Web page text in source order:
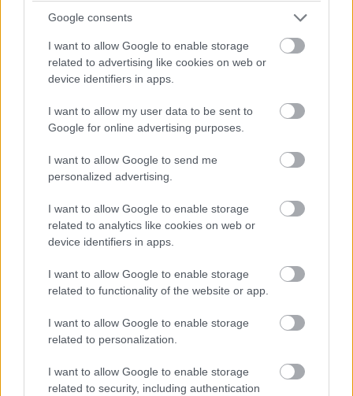
Google consents
I want to allow Google to enable storage
related to advertising like cookies on web or
device identifiers in apps.
I want to allow my user data to be sent to
Google for online advertising purposes.
I want to allow Google to send me
personalized advertising.
I want to allow Google to enable storage
related to analytics like cookies on web or
device identifiers in apps.
I want to allow Google to enable storage
related to functionality of the website or app.
I want to allow Google to enable storage
related to personalization.
I want to allow Google to enable storage
related to security, including authentication
szálnak tartogatják Kirk számára vagy csak simán nem
működött a karakter?
#sötétségben - star trek
#star trek: into darkness
#simon
A Suicide Squad rekordot
dönthet az első hétvége után -
Frissítve!
2016 augusztus 8. 23:38